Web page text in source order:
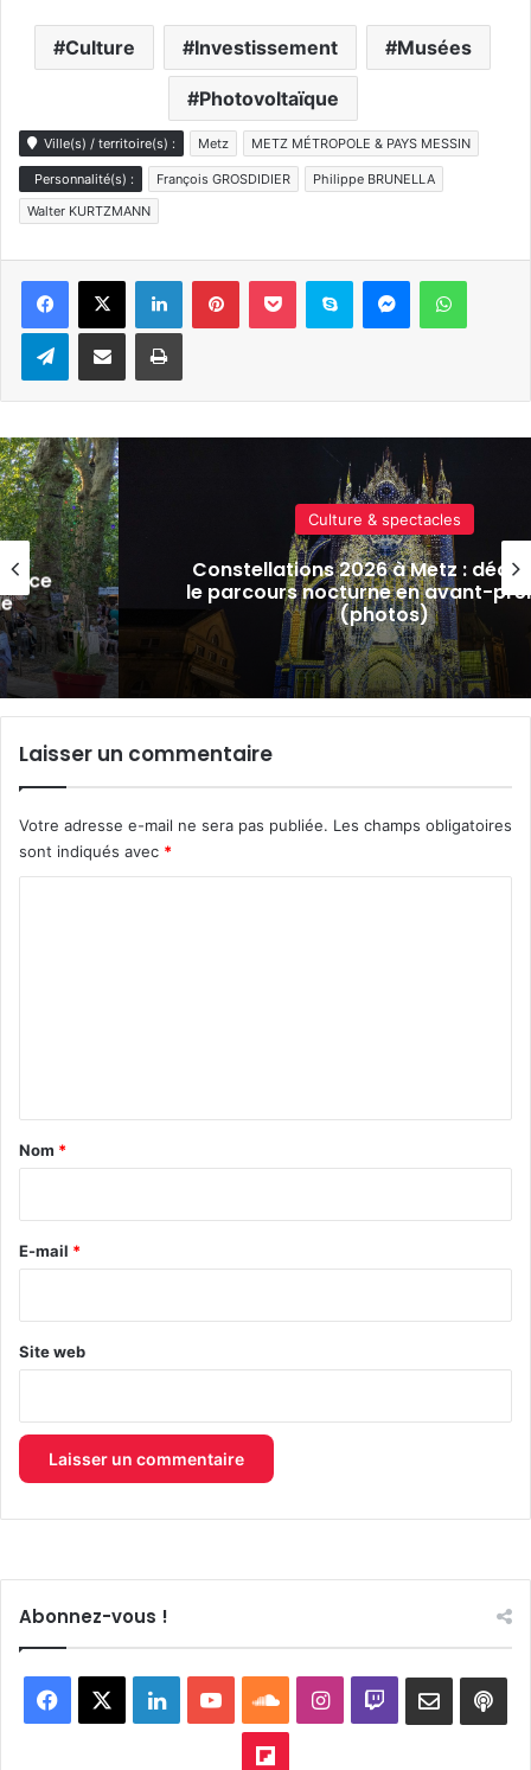
Culture Investissement Musées
Photovoltaïque
Ville(s) / territoire(s) : Metz METZ MÉTROPOLE & PAYS MESSIN
Personnalité(s) : François GROSDIDIER
Philippe BRUNELLA
Walter KURTZMANN
LinkedinPinterestPocket Skype Messenger
TelegramPartager par e-mail Imprimer
ce
Culture & spectacles
Constellations 2026 à Metz :
le parcours nocturne en avant-
(photos)
Laisser un commentaire
Votre adresse e-mail ne sera pas publiée. Les champs obligatoires
sont indiqués avec *
a
e
Nom *
E-mail *
Site web
Abonnez-vous !
Facebook LinkedinYouTubeSoundCloud
Instagram
Twitch
Flipboard